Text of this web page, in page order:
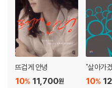
뜨겁게 안녕
10% 11,700원
"살아가
10%